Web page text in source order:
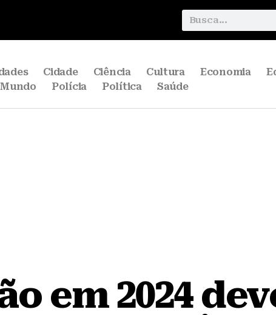
Cidade Ciência Cultura Economia
Mundo Polícia Política Saúde
em 2024